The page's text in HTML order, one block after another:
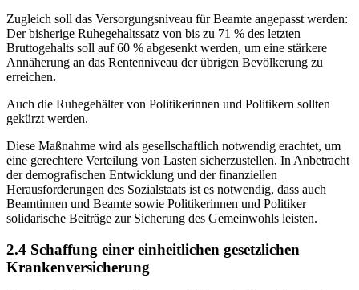
Zugleich soll das Versorgungsniveau für Beamte angepasst werden:
Der bisherige Ruhegehaltssatz von bis zu 71 % des letzten
Bruttogehalts soll auf 60 % abgesenkt werden, um eine stärkere
Annäherung an das Rentenniveau der übrigen Bevölkerung zu
erreichen.
Auch die Ruhegehälter von Politikerinnen und Politikern sollten
gekürzt werden.
Diese Maßnahme wird als gesellschaftlich notwendig erachtet, um
eine gerechtere Verteilung von Lasten sicherzustellen. In Anbetracht
der demografischen Entwicklung und der finanziellen
Herausforderungen des Sozialstaats ist es notwendig, dass auch
Beamtinnen und Beamte sowie Politikerinnen und Politiker
solidarische Beiträge zur Sicherung des Gemeinwohls leisten.
2.4 Schaffung einer einheitlichen gesetzlichen
Krankenversicherung